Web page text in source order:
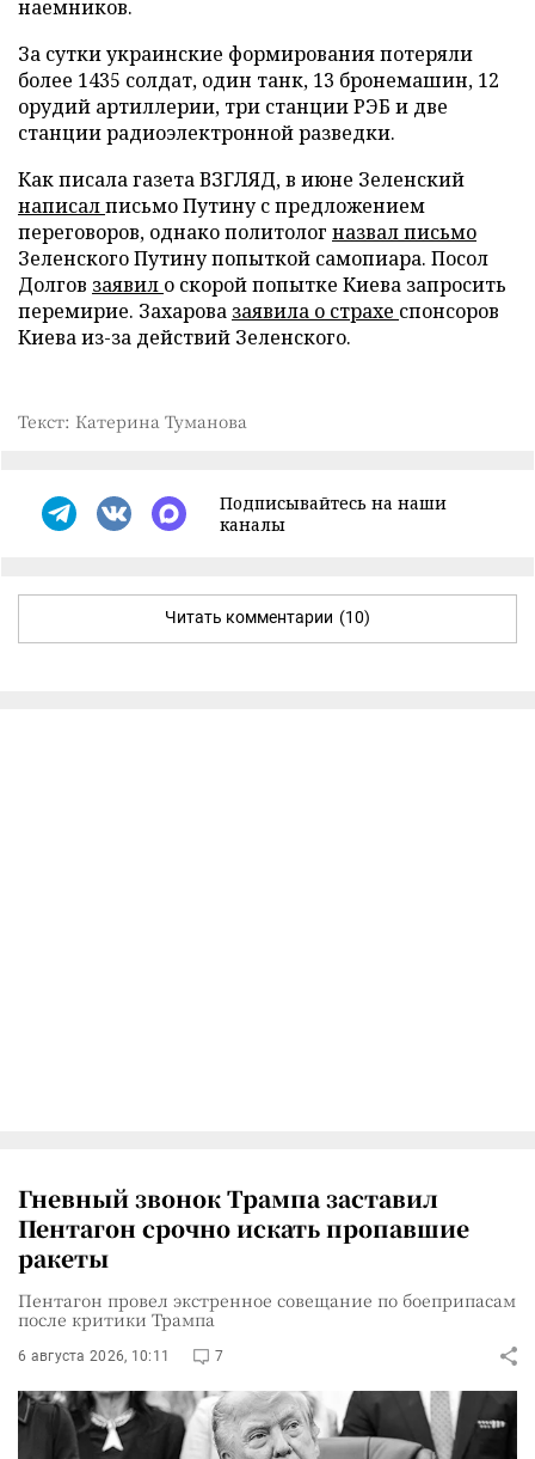
наемников.
За сутки украинские формирования потеряли
более 1435 солдат, один танк, 13 бронемашин, 12
орудий артиллерии, три станции РЭБ и две
станции радиоэлектронной разведки.
Как писала газета ВЗГЛЯД, в июне Зеленский
написалписьмо Путину с предложением
переговоров, однако политолог назвал письмо
Зеленского Путину попыткой самопиара. Посол
Долгов заявил о скорой попытке Киева запросить
перемирие. Захарова заявила о страхе спонсоров
Киева из-за действий Зеленского.
Текст: Катерина Туманова
Подписывайтесь на наши
каналы
Читать комментарии (10)
Гневный звонок Трампа заставил
Пентагон срочно искать пропавшие
ракеты
Пентагон провел экстренное совещание по боеприпасам
после критики Трампа
6 августа 2026, 10:11 7